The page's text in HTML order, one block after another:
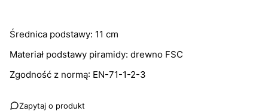
Średnica podstawy: 11 cm
Materiał podstawy piramidy: drewno FSC
Zgodność z normą: EN-71-1-2-3
Zapytaj o produkt